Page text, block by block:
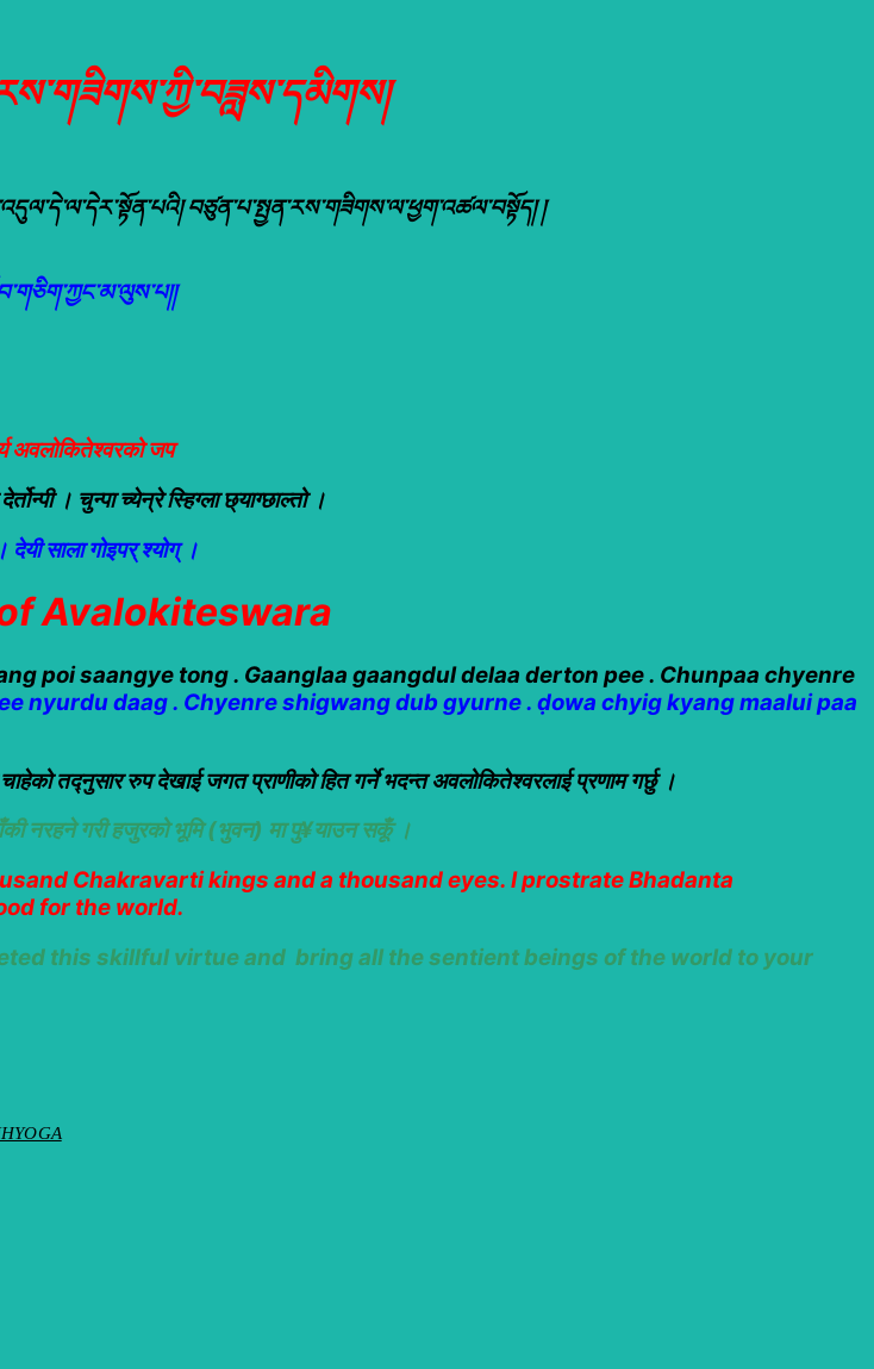
བཙུན་པ་སྤྱན་རས་གཟིགས་ལ་ཕྱག་འཚལ་བསྟོད། །
अवलोकितेश्वरको जप
। चुन्पा च्येन्रे स्हिग्ला छ्याग्छाल्तो ।
देयी साला गोइपर् श्योग् ।
Avalokiteswara
poi saangye tong . Gaanglaa gaangdul delaa derton pee . Chunpaa chyenre
nyurdu daag . Chyenre shigwang dub gyurne . ḍowa chyig kyang maalui paa
तद्नुसार रुप देखाई जगत प्राणीको हित गर्ने भदन्त अवलोकितेश्वरलाई प्रणाम गर्छु ।
नरहने गरी हजुरको भूमि (भुवन) मा पु¥याउन सकूँ ।
Chakravarti kings and a thousand eyes. I prostrate Bhadanta
for the world.
this skillful virtue and bring all the sentient beings of the world to your